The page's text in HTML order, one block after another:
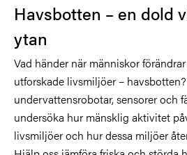
Havsbotten – en dold
ytan
Vad händer när människor
utforskade livsmiljöer –
undervattensrobotar, sensorer och
undersöka hur mänsklig aktivitet
livsmiljöer och hur dessa miljöer